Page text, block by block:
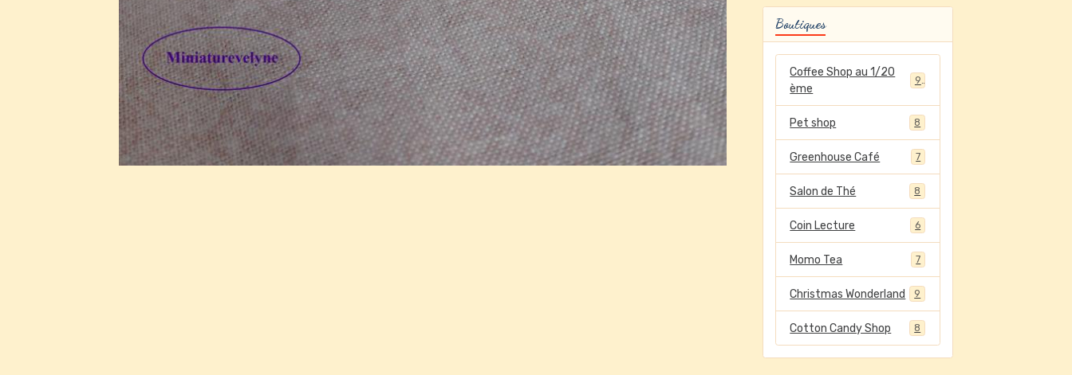
Boutiques
Coffee Shop au 1/20
ème
Pet shop 8
Greenhouse Café 7
Salon de Thé 8
Coin Lecture 6
Momo Tea 7
Christmas Wonderland 9
Cotton Candy Shop 8